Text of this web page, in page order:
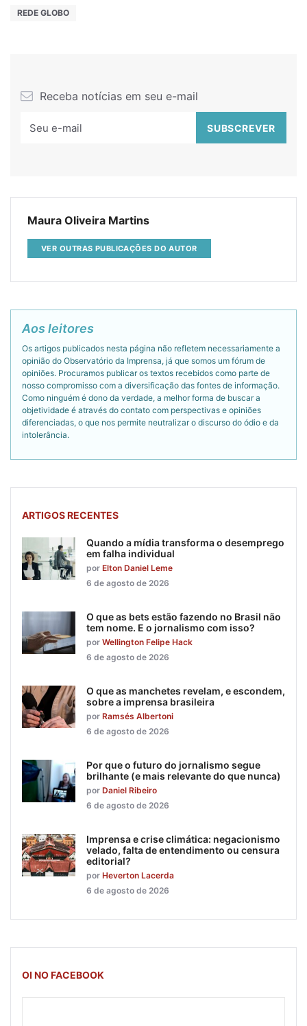
REDE GLOBO
Receba notícias em seu e-mail
Maura Oliveira Martins
VER OUTRAS PUBLICAÇÕES DO AUTOR
Aos leitores
Os artigos publicados nesta página não refletem necessariamente a
opinião do Observatório da Imprensa, já que somos um fórum de
opiniões. Procuramos publicar os textos recebidos como parte de
nosso compromisso com a diversificação das fontes de informação.
Como ninguém é dono da verdade, a melhor forma de buscar a
objetividade é através do contato com perspectivas e opiniões
diferenciadas, o que nos permite neutralizar o discurso do ódio e da
intolerância.
ARTIGOS RECENTES
Quando a mídia transforma o desemprego
em falha individual
por Elton Daniel Leme
6 de agosto de 2026
O que as bets estão fazendo no Brasil não
tem nome. E o jornalismo com isso?
por Wellington Felipe Hack
6 de agosto de 2026
O que as manchetes revelam, e escondem,
sobre a imprensa brasileira
por Ramsés Albertoni
6 de agosto de 2026
Por que o futuro do jornalismo segue
brilhante (e mais relevante do que nunca)
por Daniel Ribeiro
6 de agosto de 2026
Imprensa e crise climática: negacionismo
velado, falta de entendimento ou censura
editorial?
por Heverton Lacerda
6 de agosto de 2026
OI NO FACEBOOK